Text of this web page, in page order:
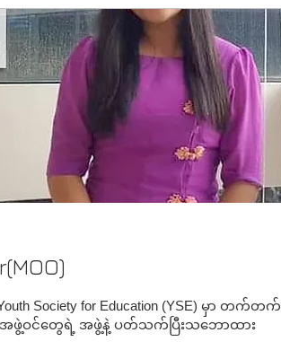
Society for Education (YSE) မှာ တက်တက်
အဖွဲ့ဝင်တွေရဲ့ အဖွဲ့နဲ့ ပတ်သက်ပြီးသဘောထား